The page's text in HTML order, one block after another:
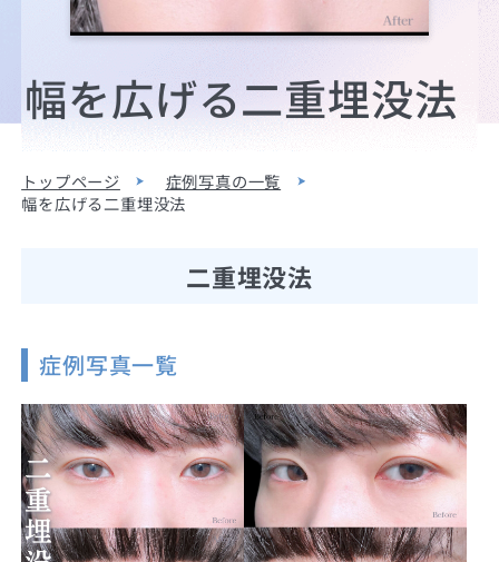
幅を広げる二重埋没法
トップページ
症例写真の一覧
幅を広げる二重埋没法
二重埋没法
症例写真一覧